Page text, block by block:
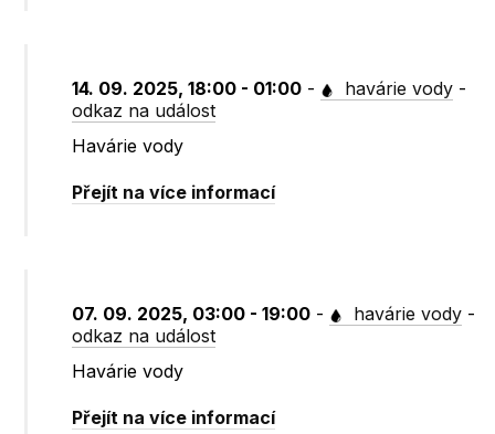
14. 09. 2025, 18:00 - 01:00 - havárie vody -
odkaz na událost
Havárie vody
Přejít na více informací
07. 09. 2025, 03:00 - 19:00 - havárie vody -
odkaz na událost
Havárie vody
Přejít na více informací